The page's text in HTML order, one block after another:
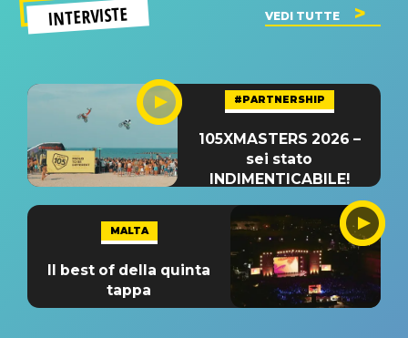
INTERVISTE VEDI TUTTE
#PARTNERSHIP
105XMASTERS 2026 –
sei stato
INDIMENTICABILE!
MALTA
Il best of della quinta
tappa